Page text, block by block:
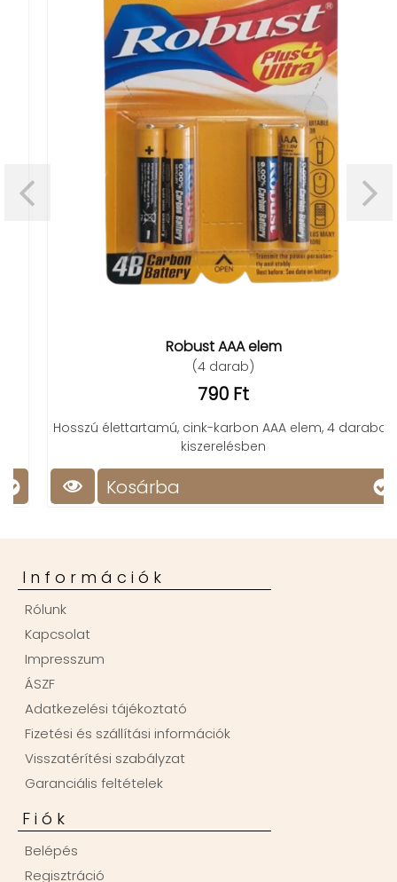
Robust AAA elem
(4 darab)
790 Ft
Hosszú élettartamú, cink-karbon AAA elem, 4 darabos
kiszerelésben
Kosárba
Információk
Rólunk
Kapcsolat
Impresszum
ÁSZF
Adatkezelési tájékoztató
Fizetési és szállítási információk
Visszatérítési szabályzat
Garanciális feltételek
Fiók
Belépés
Regisztráció